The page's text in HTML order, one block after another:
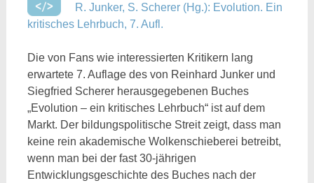
R. Junker, S. Scherer (Hg.): Evolution. Ein
kritisches Lehrbuch, 7. Aufl.
Die von Fans wie interessierten Kritikern lang
erwartete 7. Auflage des von Reinhard Junker und
Siegfried Scherer herausgegebenen Buches
„Evolution – ein kritisches Lehrbuch“ ist auf dem
Markt. Der bildungspolitische Streit zeigt, dass man
keine rein akademische Wolkenschieberei betreibt,
wenn man bei der fast 30-jährigen
Entwicklungsgeschichte des Buches nach der